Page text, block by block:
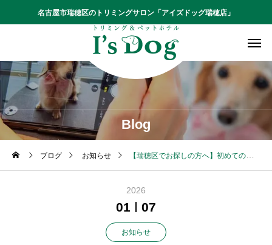
名古屋市瑞穂区のトリミングサロン「アイズドッグ瑞穂店」
Blog
ブログ お知らせ 【瑞穂区でお探しの方へ】初めてのトリミングサロン、どうやって選ぶ？「口コミ」「料金」だけで決めないために
2026
01 07
お知らせ